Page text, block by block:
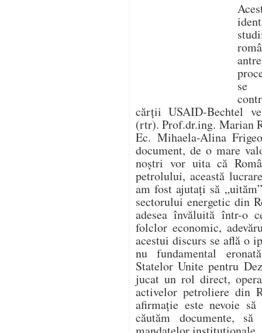
se
cărții USAID-Bechtel
(rtr). Prof.dr.ing. Marian
Ec. Mihaela-Alina
document, de o mare
noștri vor uita că
petrolului, această
am fost ajutați să
sectorului energetic din
adesea învăluită într-o
folclor economic,
acestui discurs se află o
nu fundamental
Statelor Unite pentru
jucat un rol direct,
activelor petroliere din
afirmație este nevoie
căutăm documente,